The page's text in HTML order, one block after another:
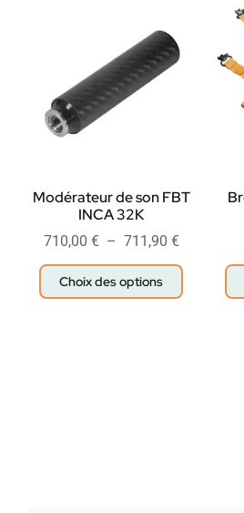
Modérateur de son FBT
INCA 32K
710,00 € – 711,90 €
Choix des options